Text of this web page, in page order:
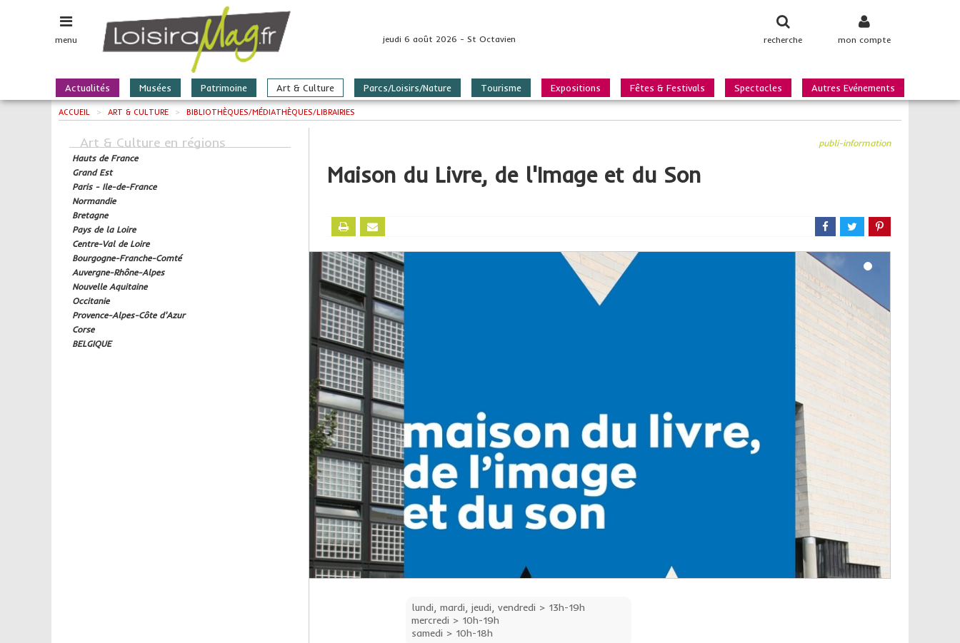
menu mon compte
recherche
jeudi 6 août 2026 - St Octavien
Actualités Musées Patrimoine Art & Culture Parcs/Loisirs/Nature Tourisme Expositions Fêtes & Festivals Spectacles Autres Evénements
ACCUEIL > ART & CULTURE > BIBLIOTHÈQUES/MÉDIATHÈQUES/LIBRAIRIES
publi-information
Maison du Livre, de l'Image et du Son
lundi, mardi, jeudi, vendredi > 13h-19h
mercredi > 10h-19h
samedi > 10h-18h
Art & Culture en régions
Hauts de France
Grand Est
Paris - Ile-de-France
Normandie
Bretagne
Pays de la Loire
Centre-Val de Loire
Bourgogne-Franche-Comté
Auvergne-Rhône-Alpes
Nouvelle Aquitaine
Occitanie
Provence-Alpes-Côte d'Azur
Corse
BELGIQUE